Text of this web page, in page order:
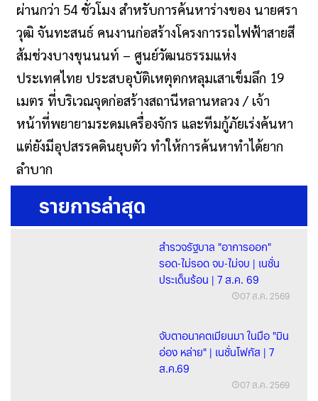
ผ่านกว่า 54 ชั่วโมง สำหรับการค้นหาร่างของ นายศรา
วุฒิ จันทะสนธ์ คนงานก่อสร้างโครงการรถไฟฟ้าสายสี
ส้มช่วงบางขุนนนท์ – ศูนย์วัฒนธรรมแห่ง
ประเทศไทย ประสบอุบัติเหตุตกหลุมเสาเข็มลึก 19
เมตร ที่บริเวณจุดก่อสร้างสถานีหลานหลวง / เจ้า
หน้าที่พยายามระดมเครื่องจักร และทีมกู้ภัยเร่งค้นหา
แต่ยังมีอุปสรรคดินยุบตัว ทำให้การค้นหาทำได้ยาก
ลำบาก
รายการล่าสุด
สำรวจรัฐบาล "อาการออก"
รอด-ไม่รอด จบ-ไม่จบ | เนชั่น
ประเด็นร้อน | 7 ส.ค. 69
07 ส.ค. 2569
จับตาอนาคตเมียนมา ในมือ "มิน
อ่อง หล่าย" | เนชั่นโฟกัส | 7
ส.ค.69
07 ส.ค. 2569